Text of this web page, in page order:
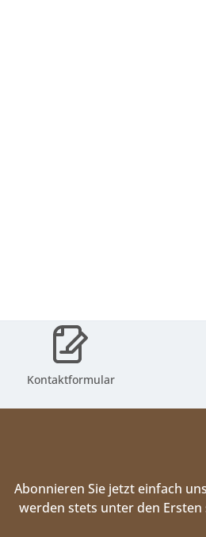
Kontaktformular
Abonnieren Sie jetzt einfach
werden stets unter den